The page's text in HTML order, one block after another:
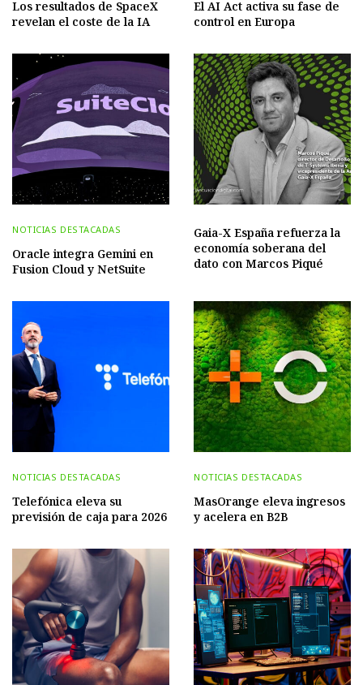
Los resultados de SpaceX
revelan el coste de la IA
El AI Act activa su fase de
control en Europa
NOTICIAS DESTACADAS
Oracle integra Gemini en
Fusion Cloud y NetSuite
Gaia-X España refuerza la
economía soberana del
dato con Marcos Piqué
NOTICIAS DESTACADAS
Telefónica eleva su
previsión de caja para 2026
NOTICIAS DESTACADAS
MasOrange eleva ingresos
y acelera en B2B